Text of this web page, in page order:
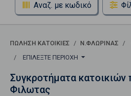
Αναζ. με κωδικό
ΠΏΛΗΣΗ ΚΑΤΟΙΚΊΕΣ Ν.ΦΛΩΡΙΝΑΣ
ΕΠΙΛΈΞΤΕ ΠΕΡΙΟΧΉ
Συγκροτήματα
Φιλωτας